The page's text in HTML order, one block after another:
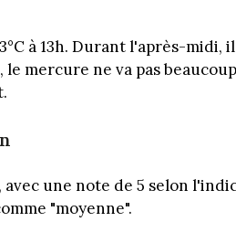
à 13h. Durant l'après-midi,
le mercure ne va pas
une note de 5 selon
"moyenne".